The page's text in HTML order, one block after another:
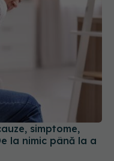
la nimic până la a